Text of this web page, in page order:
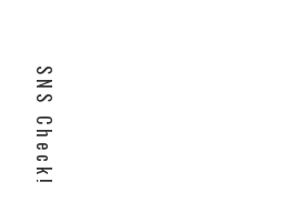
SNS Check!